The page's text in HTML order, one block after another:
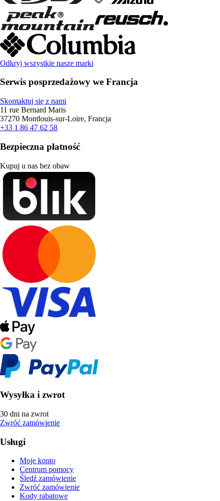
Odkryj wszystkie nasze marki
Serwis posprzedażowy we Francja
Skontaktuj się z nami
11 rue Bernard Maris
37270 Montlouis-sur-Loire, Francja
+33 1 86 47 62 58
Bezpieczna płatność
Kupuj u nas bez obaw
Wysyłka i zwrot
30 dni na zwrot
Zwróć zamówienie
Usługi
Moje konto
Centrum pomocy
Śledź zamówienie
Zwróć zamówienie
Kody rabatowe